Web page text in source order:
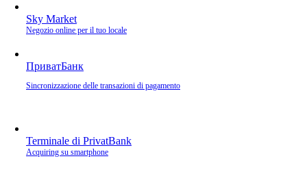
Sky Market
Negozio online per il tuo locale
ПриватБанк
Sincronizzazione delle transazioni di pagamento
Terminale di PrivatBank
Acquiring su smartphone